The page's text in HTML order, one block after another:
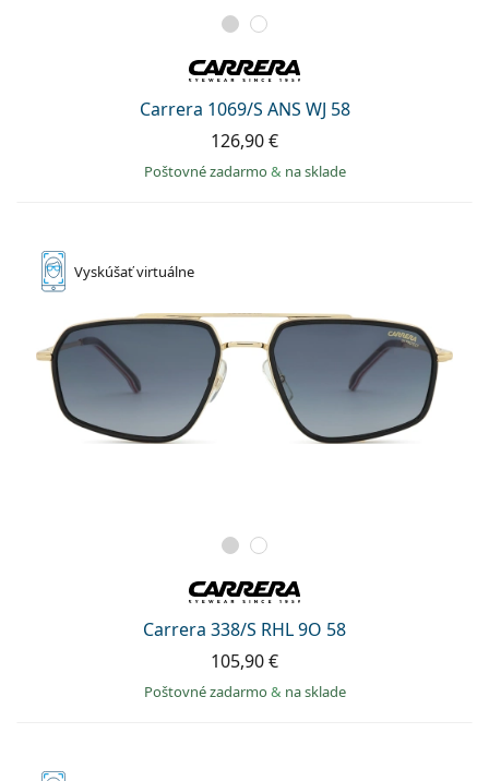
Carrera 1069/S ANS WJ 58
126,90 €
Poštovné zadarmo& na sklade
Vyskúšaťvirtuálne
Carrera 338/S RHL 9O 58
105,90 €
Poštovné zadarmo& na sklade